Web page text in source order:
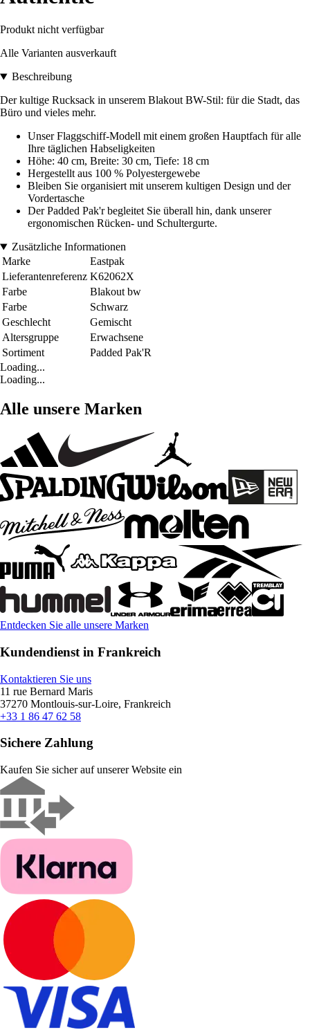
Produkt nicht verfügbar
Alle Varianten ausverkauft
Beschreibung
Der kultige Rucksack in unserem Blakout BW-Stil: für die Stadt, das
Büro und vieles mehr.
Unser Flaggschiff-Modell mit einem großen Hauptfach für alle
Ihre täglichen Habseligkeiten
Höhe: 40 cm, Breite: 30 cm, Tiefe: 18 cm
Hergestellt aus 100 % Polyestergewebe
Bleiben Sie organisiert mit unserem kultigen Design und der
Vordertasche
Der Padded Pak'r begleitet Sie überall hin, dank unserer
ergonomischen Rücken- und Schultergurte.
Zusätzliche Informationen
Marke
Eastpak
Lieferantenreferenz K62062X
Farbe
Blakout bw
Farbe
Schwarz
Geschlecht
Gemischt
Altersgruppe
Erwachsene
Sortiment
Padded Pak'R
Loading...
Loading...
Alle unsere Marken
Entdecken Sie alle unsere Marken
Kundendienst in Frankreich
Kontaktieren Sie uns
11 rue Bernard Maris
37270 Montlouis-sur-Loire, Frankreich
+33 1 86 47 62 58
Sichere Zahlung
Kaufen Sie sicher auf unserer Website ein